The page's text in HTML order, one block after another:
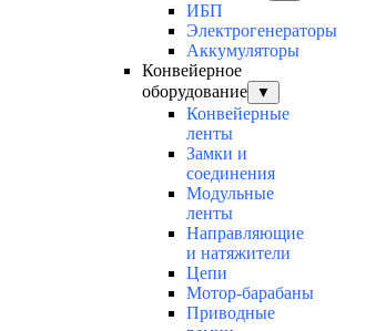
ИБП
Электрогенераторы
Аккумуляторы
Конвейерное
оборудование
▼
Конвейерные
ленты
Замки и
соединения
Модульные
ленты
Направляющие
и натяжители
Цепи
Мотор-барабаны
Приводные